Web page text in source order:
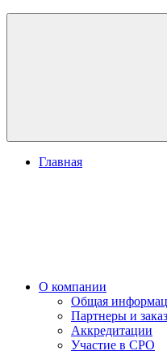
Главная
О компании
Общая
Партнеры и
Аккредитации
Участие в СРО